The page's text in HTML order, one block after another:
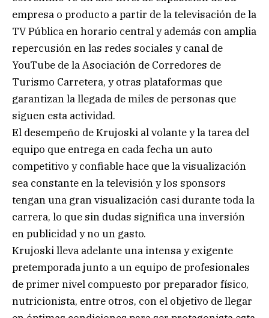
empresa o producto a partir de la televisación de la
TV Pública en horario central y además con amplia
repercusión en las redes sociales y canal de
YouTube de la Asociación de Corredores de
Turismo Carretera, y otras plataformas que
garantizan la llegada de miles de personas que
siguen esta actividad.
El desempeño de Krujoski al volante y la tarea del
equipo que entrega en cada fecha un auto
competitivo y confiable hace que la visualización
sea constante en la televisión y los sponsors
tengan una gran visualización casi durante toda la
carrera, lo que sin dudas significa una inversión
en publicidad y no un gasto.
Krujoski lleva adelante una intensa y exigente
pretemporada junto a un equipo de profesionales
de primer nivel compuesto por preparador físico,
nutricionista, entre otros, con el objetivo de llegar